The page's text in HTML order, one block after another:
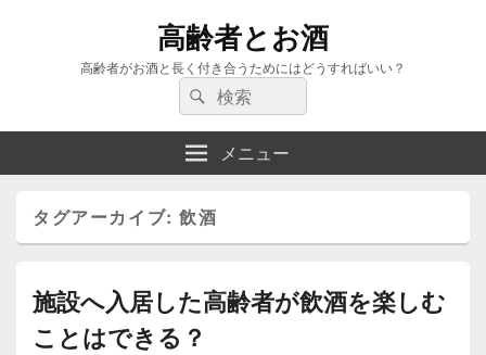
高齢者とお酒
高齢者がお酒と長く付き合うためにはどうすればいい？
検
索:
検
索
メニュー
タグアーカイブ:飲酒
施設へ入居した高齢者が飲酒を楽しむ
ことはできる？